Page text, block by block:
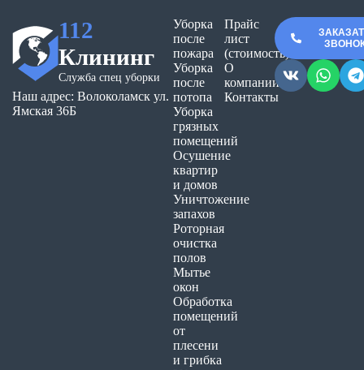
112
Клининг
Служба спец уборки
Наш адрес: Волоколамск ул.
Ямская 36Б
Уборка
после
пожара
Уборка
после
потопа
Уборка
грязных
помещений
Осушение
квартир
и домов
Уничтожение
запахов
Роторная
очистка
полов
Мытье
окон
Обработка
помещений
от
плесени
и грибка
Прайс
лист
(стоимость)
О
компании
Контакты